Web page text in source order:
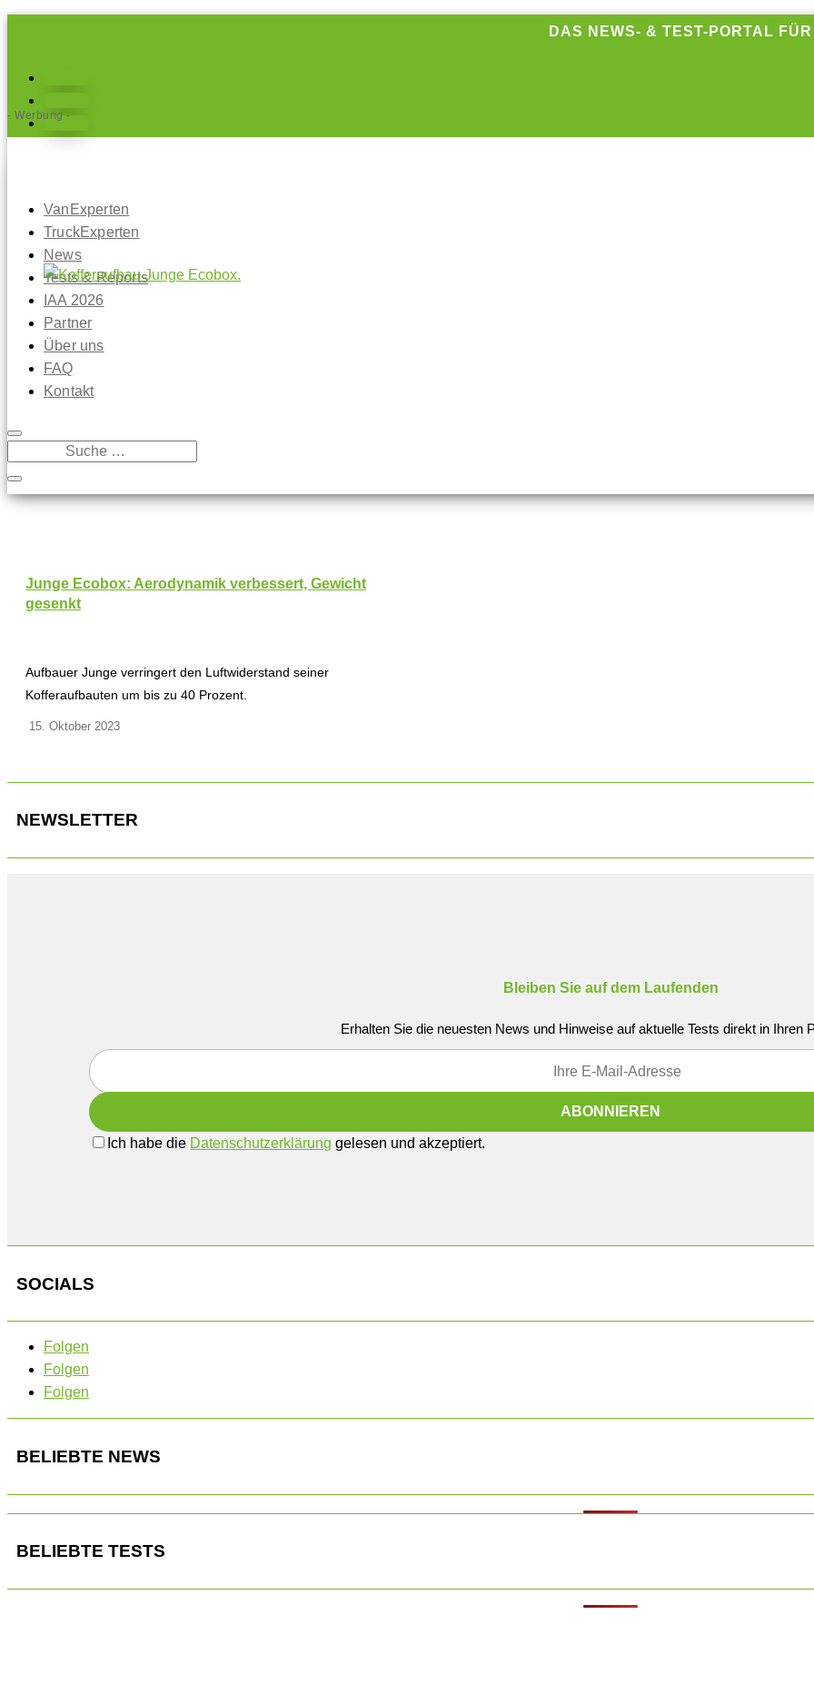
DAS NEWS- & TEST-PORTAL
Folgen
VanExperten
TruckExperten
News
Tests & Reports
IAA 2026
Partner
Über uns
FAQ
Kontakt
- Werbung -
Junge Ecobox: Aerodynamik verbessert, Gewicht
gesenkt
Aufbauer Junge verringert den Luftwiderstand seiner
Kofferaufbauten um bis zu 40 Prozent.
15. Oktober 2023
NEWSLETTER
Bleiben Sie auf dem Laufenden
Erhalten Sie die neuesten News und Hinweise auf aktuelle Tests direkt in Ihren
Ich habe die Datenschutzerklärung gelesen und akzeptiert.
SOCIALS
Folgen
Folgen
Folgen
BELIEBTE NEWS
BELIEBTE TESTS